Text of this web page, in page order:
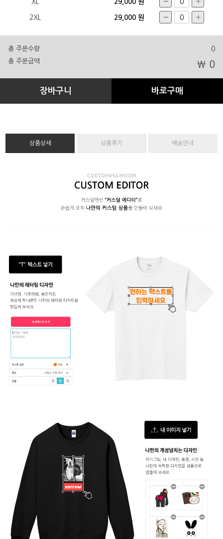
XL 29,000 원
2XL 29,000 원
총 주문수량 0
총 주문금액 ₩ 0
장바구니 바로구매
상품상세 상품후기 배송안내